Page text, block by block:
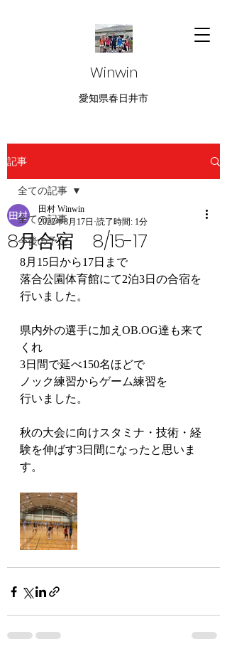
Winwin
愛知県春日井市
記事
全ての記事
今後の予定
全ての記事
8月合宿 8/15-17
田村 Winwin
2022年8月17日 読了時間: 1分
8月15日から17日まで
落合公園体育館にて2泊3日の合宿を
行いました。
県内外の選手に加えOB.OG達も来て
くれ
3日間で延べ150名ほどで
ノック練習からゲーム練習を
行いました。
秋の大会に向けスタミナ・技術・経
験を伸ばす3日間になったと思いま
す。